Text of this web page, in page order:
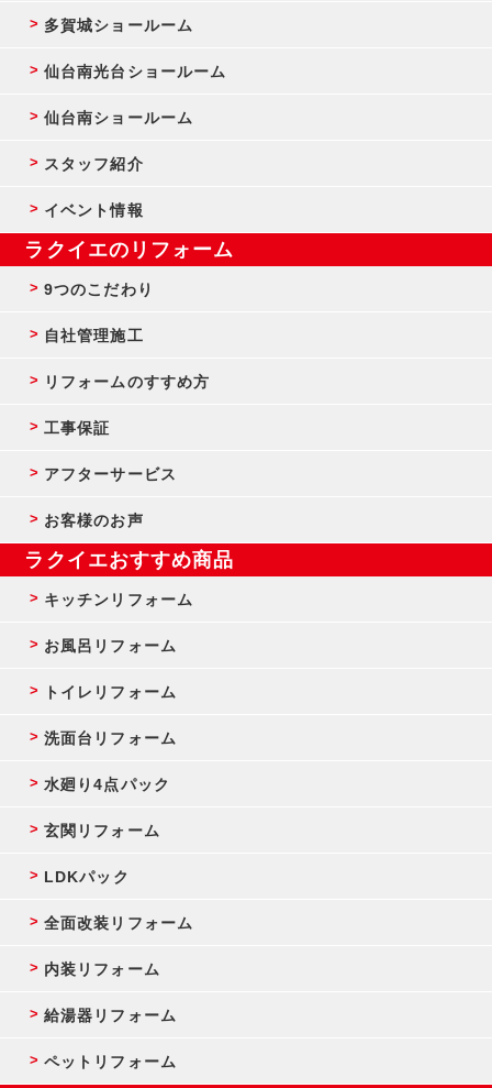
多賀城ショールーム
仙台南光台ショールーム
仙台南ショールーム
スタッフ紹介
イベント情報
ラクイエのリフォーム
9つのこだわり
自社管理施工
リフォームのすすめ方
工事保証
アフターサービス
お客様のお声
ラクイエおすすめ商品
キッチンリフォーム
お風呂リフォーム
トイレリフォーム
洗面台リフォーム
水廻り4点パック
玄関リフォーム
LDKパック
全面改装リフォーム
内装リフォーム
給湯器リフォーム
ペットリフォーム